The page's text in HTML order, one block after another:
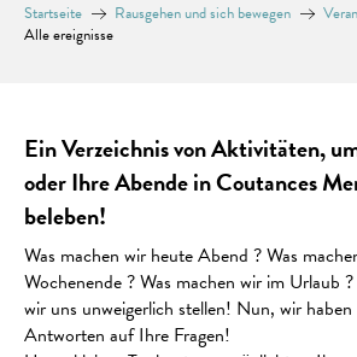
Startseite Rausgehen und sich bewegen
Alle ereignisse
Ein Verzeichnis von Aktivitäten,
oder Ihre Abende in Coutances
beleben!
Was machen wir heute Abend ? Was
Wochenende ? Was machen wir im Urlaub
wir uns unweigerlich stellen! Nun, wir
Antworten auf Ihre Fragen!